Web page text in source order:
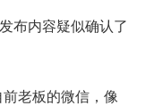
布内容疑似确认了
老板的微信，像